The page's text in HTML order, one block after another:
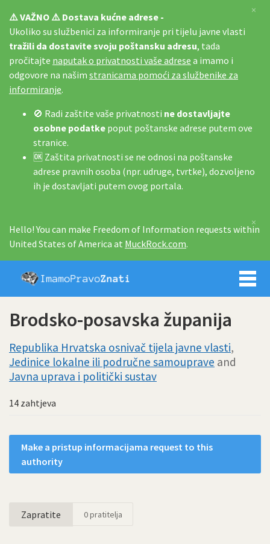
⚠️ VAŽNO ⚠️ Dostava kućne adrese -
Ukoliko su službenici za informiranje pri tijelu javne vlasti
tražili da dostavite svoju poštansku adresu, tada
pročitajte naputak o privatnosti vaše adrese a imamo i
odgovore na našim stranicama pomoći za službenike za
informiranje.
🚫 Radi zaštite vaše privatnosti ne dostavljajte
osobne podatke poput poštanske adrese putem ove
stranice.
🆗 Zaštita privatnosti se ne odnosi na poštanske
adrese pravnih osoba (npr. udruge, tvrtke), dozvoljeno
ih je dostavljati putem ovog portala.
×
Hello! You can make Freedom of Information requests within
United States of America at MuckRock.com.
×
Imamo
Brodsko-posavska županija
Republika Hrvatska osnivač tijela javne vlasti,
Jedinice lokalne ili područne samouprave and
Javna uprava i politički sustav
14 zahtjeva
Make a pristup informacijama request to this
authority
Zapratite 0pratitelja